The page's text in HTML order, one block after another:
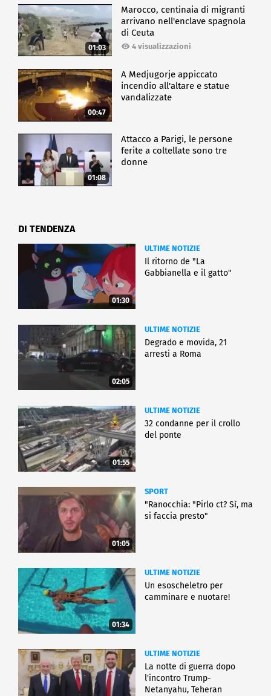
01:03
Marocco, centinaia di migranti
arrivano nell'enclave spagnola
di Ceuta
4 visualizzazioni
00:47
A Medjugorje appiccato
incendio all'altare e statue
vandalizzate
01:08
Attacco a Parigi, le persone
ferite a coltellate sono tre
donne
DI TENDENZA
01:30
ULTIME NOTIZIE
Il ritorno de "La
Gabbianella e il gatto"
02:05
ULTIME NOTIZIE
Degrado e movida, 21
arresti a Roma
01:55
ULTIME NOTIZIE
32 condanne per il crollo
del ponte
01:05
SPORT
"Ranocchia: "Pirlo ct? Sì, ma
si faccia presto"
01:34
ULTIME NOTIZIE
Un esoscheletro per
camminare e nuotare!
ULTIME NOTIZIE
La notte di guerra dopo
l'incontro Trump-
Netanyahu, Teheran